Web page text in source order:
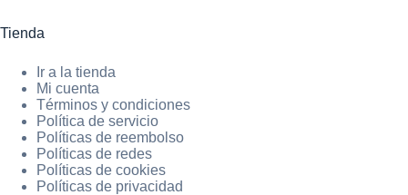
Tienda
Ir a la tienda
Mi cuenta
Términos y condiciones
Política de servicio
Políticas de reembolso
Políticas de redes
Políticas de cookies
Políticas de privacidad